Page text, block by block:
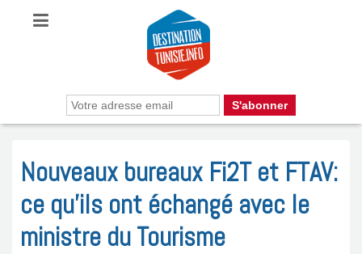
Nouveaux bureaux Fi2T et FTAV:
ce qu’ils ont échangé avec le
ministre du Tourisme